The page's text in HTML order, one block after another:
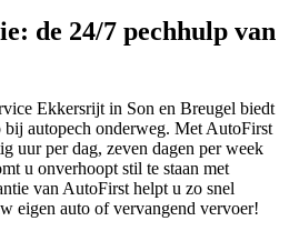
de 24/7 pechhulp van
Ekkersrijt in Son en Breugel biedt
bij autopech onderweg. Met AutoFirst
uur per dag, zeven dagen per week
u onverhoopt stil te staan met
van AutoFirst helpt u zo snel
eigen auto of vervangend vervoer!